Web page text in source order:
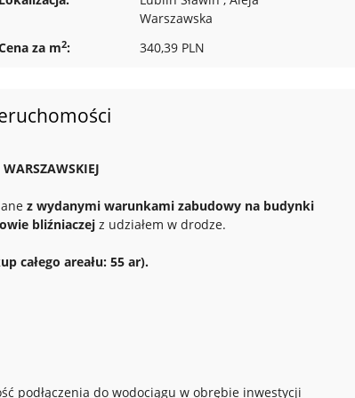
Warszawska
za m2: 340,39 PLN
z wydanymi warunkami zabudowy na budynki
bliźniaczej z udziałem w drodze.
całego areału: 55 ar).
podłączenia do wodociągu w obrębie inwestycji